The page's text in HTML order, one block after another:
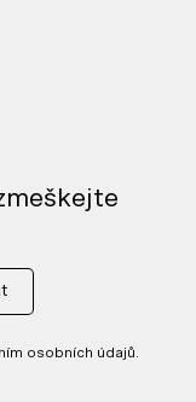
osobních údajů.